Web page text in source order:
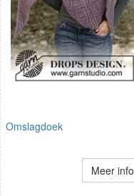
Omslagdoek
Meer info